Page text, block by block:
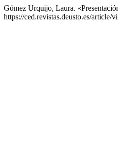
Gómez Urquijo, Laura.
https://ced.revistas.deusto.es/article/